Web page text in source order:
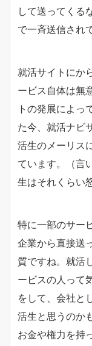
して送ってくる
で一斉送信され
就活サイトにか
ービス自体は無
トの発展によっ
た今、就活ナビ
活生のメーリス
ています。（言
生はそれくらい
特に一部のサー
企業から直接送
質ですね。就活
ービスの人って
をして、会社と
活生と思うのか
お金や権力を持